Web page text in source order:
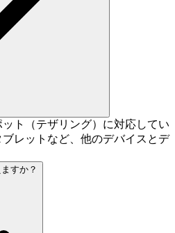
ト（テザリング）に対応してい
レットなど、他のデバイスとデ
すか？